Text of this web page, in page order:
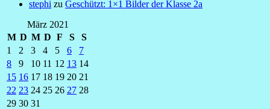
stephi zu Geschützt: 1×1 Bilder der Klasse 2a
März 2021
M D M D F S
S
1
2 3 4 5 6
7
8
9 10 11 12 13 14
15 16 17 18 19 20 21
22 23 24 25 26 27 28
29 30 31